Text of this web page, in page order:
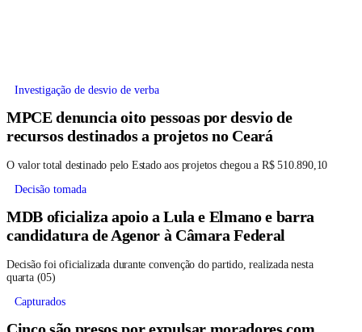
Investigação de desvio de verba
MPCE denuncia oito pessoas por desvio de
recursos destinados a projetos no Ceará
O valor total destinado pelo Estado aos projetos chegou a R$ 510.890,10
Decisão tomada
MDB oficializa apoio a Lula e Elmano e barra
candidatura de Agenor à Câmara Federal
Decisão foi oficializada durante convenção do partido, realizada nesta
quarta (05)
Capturados